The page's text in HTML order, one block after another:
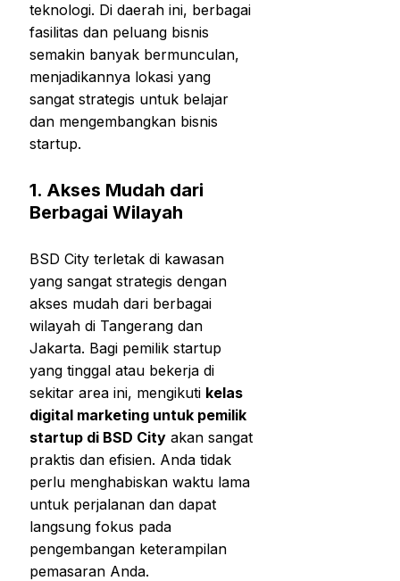
teknologi. Di daerah ini, berbagai
fasilitas dan peluang bisnis
semakin banyak bermunculan,
menjadikannya lokasi yang
sangat strategis untuk belajar
dan mengembangkan bisnis
startup.
1. Akses Mudah dari
Berbagai Wilayah
BSD City terletak di kawasan
yang sangat strategis dengan
akses mudah dari berbagai
wilayah di Tangerang dan
Jakarta. Bagi pemilik startup
yang tinggal atau bekerja di
sekitar area ini, mengikuti kelas
digital marketing untuk pemilik
startup di BSD City akan sangat
praktis dan efisien. Anda tidak
perlu menghabiskan waktu lama
untuk perjalanan dan dapat
langsung fokus pada
pengembangan keterampilan
pemasaran Anda.